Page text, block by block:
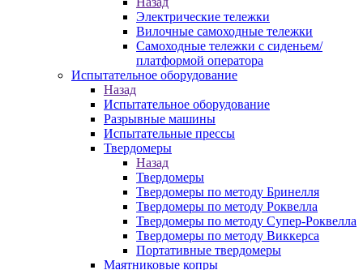
Электрические тележки
Вилочные самоходные тележки
Самоходные тележки с сиденьем/
платформой оператора
Испытательное оборудование
Назад
Испытательное оборудование
Разрывные машины
Испытательные прессы
Твердомеры
Назад
Твердомеры
Твердомеры по методу Бринелля
Твердомеры по методу Роквелла
Твердомеры по методу Супер-Роквелла
Твердомеры по методу Виккерса
Портативные твердомеры
Маятниковые копры